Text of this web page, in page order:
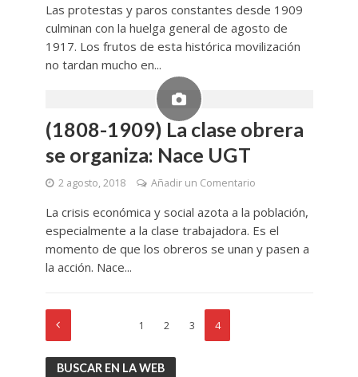
Las protestas y paros constantes desde 1909
culminan con la huelga general de agosto de
1917. Los frutos de esta histórica movilización
no tardan mucho en...
(1808-1909) La clase obrera
se organiza: Nace UGT
2 agosto, 2018 Añadir un Comentario
La crisis económica y social azota a la población,
especialmente a la clase trabajadora. Es el
momento de que los obreros se unan y pasen a
la acción. Nace...
1 2 3 4
BUSCAR EN LA WEB